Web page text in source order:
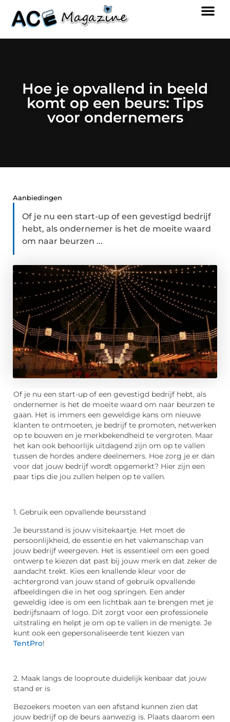
Hoe je opvallend in beeld
komt op een beurs: Tips
voor ondernemers
Aanbiedingen
Of je nu een start-up of een gevestigd bedrijf
hebt, als ondernemer is het de moeite waard
om naar beurzen ...
Of je nu een start-up of een gevestigd bedrijf hebt, als
ondernemer is het de moeite waard om naar beurzen te
gaan. Het is immers een geweldige kans om nieuwe
klanten te ontmoeten, je bedrijf te promoten, netwerken
op te bouwen en je merkbekendheid te vergroten. Maar
het kan ook behoorlijk uitdagend zijn om op te vallen
tussen de hordes andere deelnemers. Hoe zorg je er dan
voor dat jouw bedrijf wordt opgemerkt? Hier zijn een
paar tips die jou zullen helpen op te vallen.
1. Gebruik een opvallende beursstand
Je beursstand is jouw visitekaartje. Het moet de
persoonlijkheid, de essentie en het vakmanschap van
jouw bedrijf weergeven. Het is essentieel om een ​​goed
ontwerp te kiezen dat past bij jouw merk en dat zeker de
aandacht trekt. Kies een knallende kleur voor de
achtergrond van jouw stand of gebruik opvallende
afbeeldingen die in het oog springen. Een ander
geweldig idee is om een ​​lichtbak aan te brengen met je
bedrijfsnaam of logo. Dit zorgt voor een professionele
uitstraling en helpt je om op te vallen in de menigte. Je
kunt ook een gepersonaliseerde tent kiezen van
TentPro!
2. Maak langs de looproute duidelijk kenbaar dat jouw
stand er is
Bezoekers moeten van een afstand kunnen zien dat
jouw bedrijf op de beurs aanwezig is. Plaats daarom een ​​